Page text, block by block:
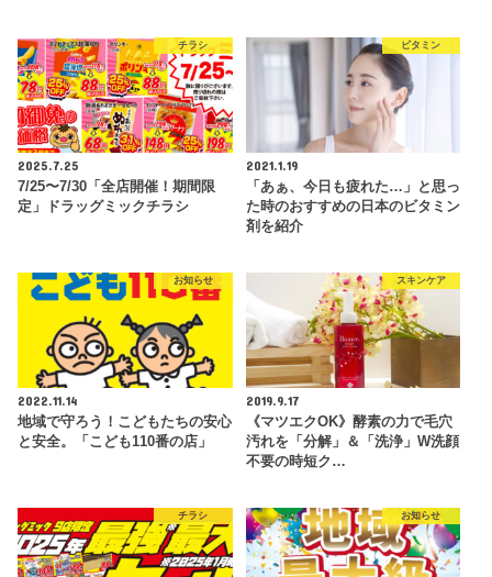
チラシ
2025.7.25
7/25〜7/30「全店開催！期間限
定」ドラッグミックチラシ
ビタミン
2021.1.19
「あぁ、今日も疲れた…」と思っ
た時のおすすめの日本のビタミン
剤を紹介
お知らせ
2022.11.14
地域で守ろう！こどもたちの安心
と安全。「こども110番の店」
スキンケア
2019.9.17
《マツエクOK》酵素の力で毛穴
汚れを「分解」＆「洗浄」W洗顔
不要の時短ク…
チラシ お知らせ